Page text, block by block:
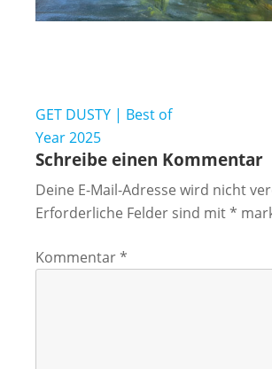
Beitragsnavigation
GET DUSTY | Best of
Year 2025
Schreibe einen Kommentar
Deine E-Mail-Adresse wird nicht
Erforderliche Felder sind mit*
Kommentar*